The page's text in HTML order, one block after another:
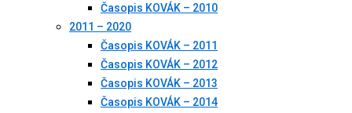
Časopis KOVÁK – 2010
2011 – 2020
Časopis KOVÁK – 2011
Časopis KOVÁK – 2012
Časopis KOVÁK – 2013
Časopis KOVÁK – 2014